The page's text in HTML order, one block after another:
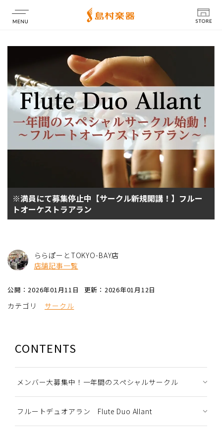
店舗情報
※満員にて募集停止中【サークル新規開講！】フルー
トオーケストラアラン
ららぽーとTOKYO-BAY店
店舗記事一覧
公開：2026年01月11日 更新：2026年01月12日
カテゴリ サークル
CONTENTS
メンバー大募集中！一年間のスペシャルサークル
フルートデュオアラン Flute Duo Allant